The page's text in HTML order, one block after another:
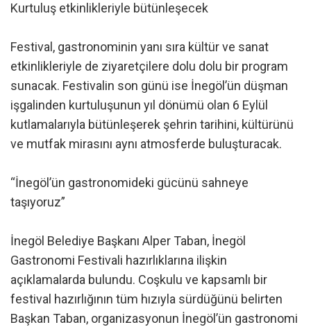
Kurtuluş etkinlikleriyle bütünleşecek
Festival, gastronominin yanı sıra kültür ve sanat
etkinlikleriyle de ziyaretçilere dolu dolu bir program
sunacak. Festivalin son günü ise İnegöl’ün düşman
işgalinden kurtuluşunun yıl dönümü olan 6 Eylül
kutlamalarıyla bütünleşerek şehrin tarihini, kültürünü
ve mutfak mirasını aynı atmosferde buluşturacak.
“İnegöl’ün gastronomideki gücünü sahneye
taşıyoruz”
İnegöl Belediye Başkanı Alper Taban, İnegöl
Gastronomi Festivali hazırlıklarına ilişkin
açıklamalarda bulundu. Coşkulu ve kapsamlı bir
festival hazırlığının tüm hızıyla sürdüğünü belirten
Başkan Taban, organizasyonun İnegöl’ün gastronomi